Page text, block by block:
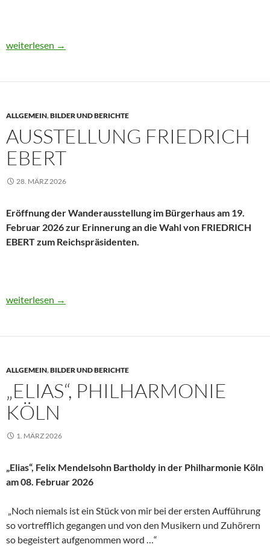
Stadtrundfahrt mit Dirk Breuer
weiterlesen →
ALLGEMEIN,BILDER UND BERICHTE
AUSSTELLUNG FRIEDRICH
EBERT
28. MÄRZ 2026
Eröffnung der Wanderausstellung im Bürgerhaus am 19.
Februar 2026 zur Erinnerung an die Wahl von FRIEDRICH
EBERT zum Reichspräsidenten.
Ausstellung FRIEDRICH EBERT
weiterlesen →
ALLGEMEIN,BILDER UND BERICHTE
„ELIAS“, PHILHARMONIE
KÖLN
1. MÄRZ 2026
„Elias“, Felix Mendelsohn Bartholdy in der Philharmonie Köln
am 08. Februar 2026
„Noch niemals ist ein Stück von mir bei der ersten Aufführung
so vortrefflich gegangen und von den Musikern und Zuhörern
so begeistert aufgenommen word …“